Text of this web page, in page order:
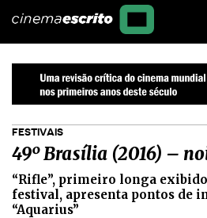
FESTIVAIS
49º Brasília (2016) –
“Rifle”, primeiro longa
festival, apresenta pontos de
“Aquarius”